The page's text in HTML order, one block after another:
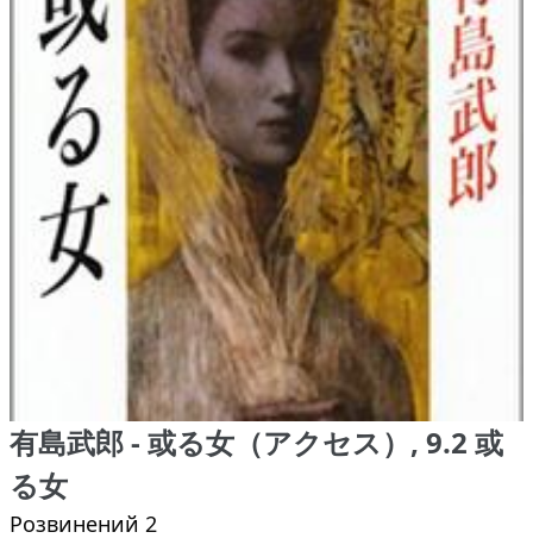
有島武郎 - 或る女（アクセス）, 9.2 或
る女
Розвинений 2